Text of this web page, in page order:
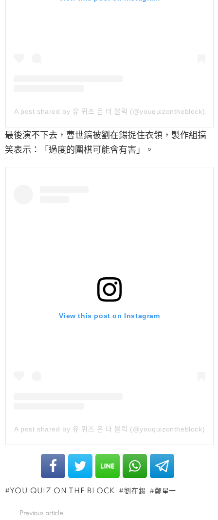
A post shared by 유 퀴즈 온 더 블럭 (@youquizontheblock)
最後演不下去，曹世鎬被劉在錫捉住衣領，製作組搞
笑表示：「過度的圍棋可能會有害」。
View this post on Instagram
A post shared by 유 퀴즈 온 더 블럭 (@youquizontheblock)
YOU QUIZ ON THE BLOCK 劉在錫 鄭星一
Previous article